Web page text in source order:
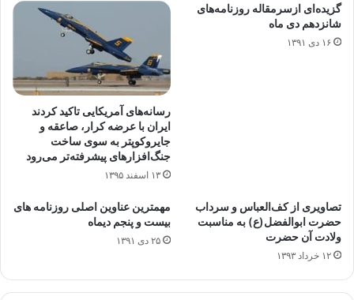
گزیده‌ای‌‌ ازسرمقاله‌ روزنامه‌های
شانزدهم دی ماه
۱۶ دی ۱۳۹۱
رسانه‌های آمریکایی تاکید کردند
ایران با عرضه کرار، صاعقه و
جایروکوپتر به سوی ساخت
جنگ‌افزارهای پیشرفته‌تر می‌رود
۱۳ اسفند ۱۳۹۵
تصاویری از کف‌العباس و سرداب
حضرت ابوالفضل(ع) به مناسبت
ولادت آن حضرت
۱۲ خرداد ۱۳۹۳
مهمترین عناوین اصلی روزنامه های
بیست و پنجم دیماه
۲۵ دی ۱۳۹۱